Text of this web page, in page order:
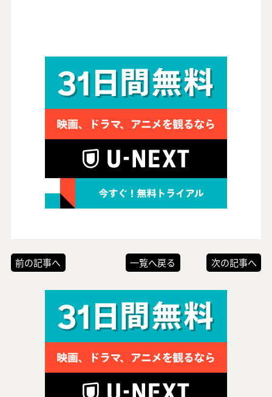
前の記事へ 一覧へ戻る 次の記事へ